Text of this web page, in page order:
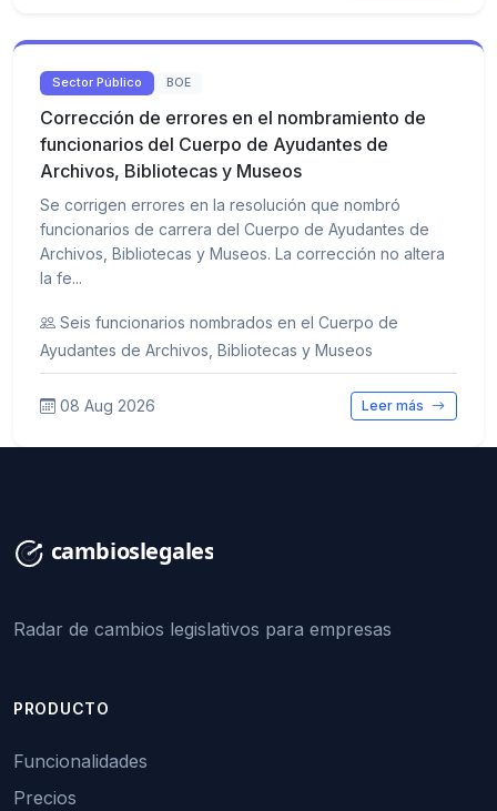
Sector Público BOE
Corrección de errores en el nombramiento de
funcionarios del Cuerpo de Ayudantes de
Archivos, Bibliotecas y Museos
Se corrigen errores en la resolución que nombró
funcionarios de carrera del Cuerpo de Ayudantes de
Archivos, Bibliotecas y Museos. La corrección no altera
la fe...
Seis funcionarios nombrados en el Cuerpo de
Ayudantes de Archivos, Bibliotecas y Museos
08 Aug 2026 Leer más
Radar de cambios legislativos para empresas
PRODUCTO
Funcionalidades
Precios